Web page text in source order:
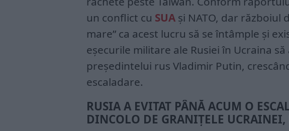
un conflict cu SUA și NATO, dar războiul
mare” ca acest lucru să se întâmple și
eșecurile militare ale Rusiei în Ucraina
președintelui rus Vladimir Putin,
escaladare.
RUSIA A EVITAT PÂNĂ ACUM O
DINCOLO DE GRANIŢELE